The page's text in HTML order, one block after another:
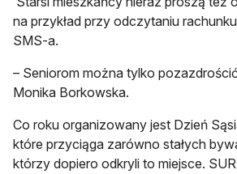
na przykład przy odczytaniu
SMS-a.
– Seniorom można tylko
Monika Borkowska.
Co roku organizowany jest Dzień
które przyciąga zarówno stałych
którzy dopiero odkryli to miejsce.